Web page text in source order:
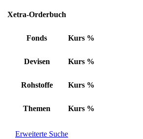
Xetra-Orderbuch
Fonds Kurs %
Devisen Kurs %
Rohstoffe Kurs %
Themen Kurs %
Erweiterte Suche